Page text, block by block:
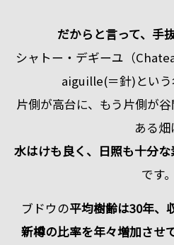
だからと言って、手
シャトー・デギーユ（
aiguille(＝針)とい
片側が高台に、もう片側が
ある畑
水はけも良く、日照も十分
です。
ブドウの平均樹齢は30年、
新樽の比率を年々増加させ